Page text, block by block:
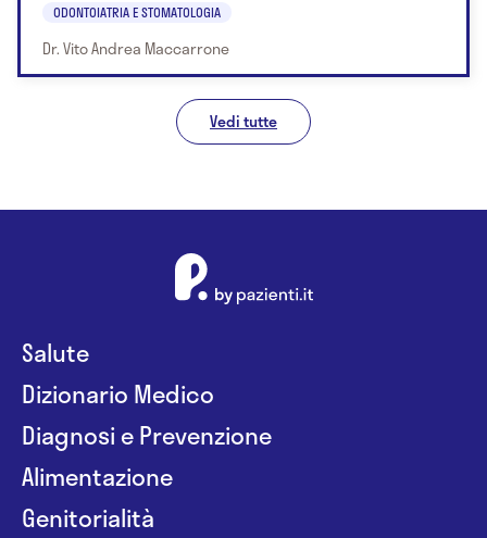
ODONTOIATRIA E STOMATOLOGIA
Dr. Vito Andrea Maccarrone
Vedi tutte
Salute
Dizionario Medico
Diagnosi e Prevenzione
Alimentazione
Genitorialità